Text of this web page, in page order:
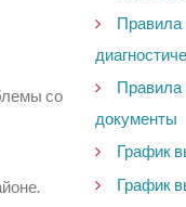
со
Правила
Правила
документы
График
График